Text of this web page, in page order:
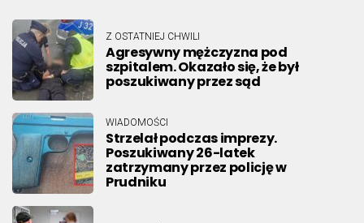
Z OSTATNIEJ CHWILI
Agresywny mężczyzna pod
szpitalem. Okazało się, że był
poszukiwany przez sąd
WIADOMOŚCI
Strzelał podczas imprezy.
Poszukiwany 26-latek
zatrzymany przez policję w
Prudniku